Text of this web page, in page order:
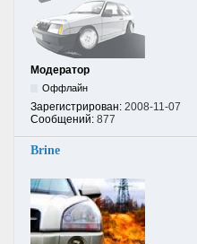
Модератор
Оффлайн
Зарегистрирован: 2008-11-07
Сообщений: 877
Brine